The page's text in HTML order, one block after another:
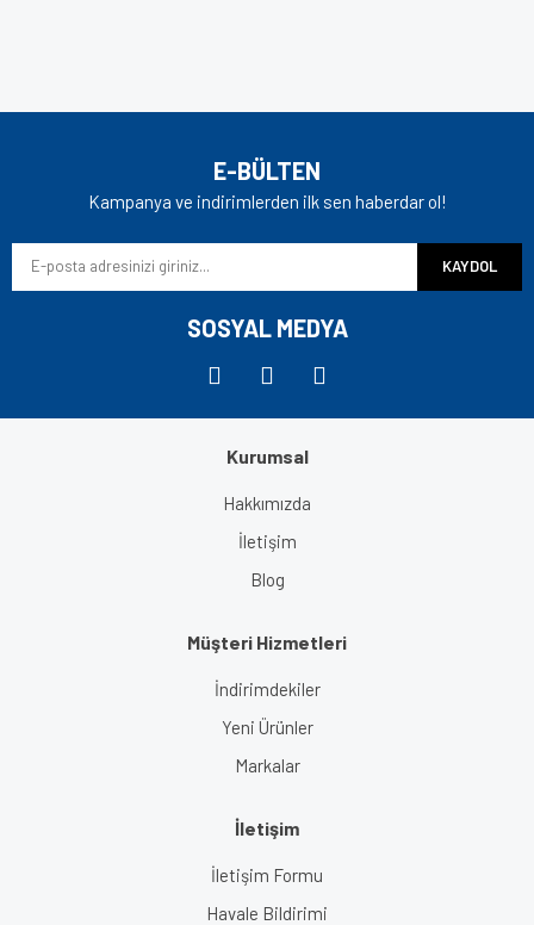
Ürün resmi kalitesiz, bozuk veya görüntülenemiyor.
Ürün açıklamasında eksik bilgiler bulunuyor.
Ürün fiyatı diğer sitelerden daha pahalı.
E-BÜLTEN
Kampanya ve indirimlerden ilk sen haberdar ol!
KAYDOL
SOSYAL MEDYA
Kurumsal
Hakkımızda
İletişim
Blog
Müşteri Hizmetleri
İndirimdekiler
Yeni Ürünler
Markalar
İletişim
İletişim Formu
Havale Bildirimi